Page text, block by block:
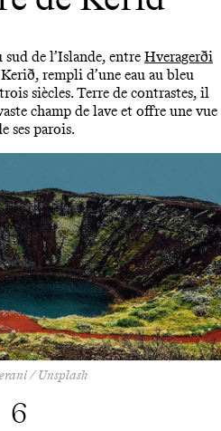
de l’Islande, entre Hveragerði
rempli d’une eau au bleu
siècles. Terre de contrastes, il
champ de lave et offre une vue
ses parois.
/ Unsplash
6